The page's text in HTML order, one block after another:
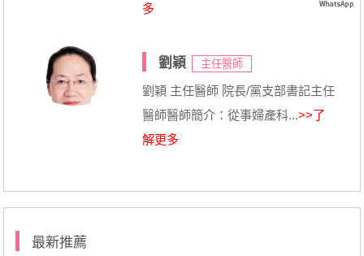
多
劉穎 主任醫師
劉穎 主任醫師 院長/黨支部書記主任
醫師醫師簡介：從事婦產科...>>了
解更多
最新推薦